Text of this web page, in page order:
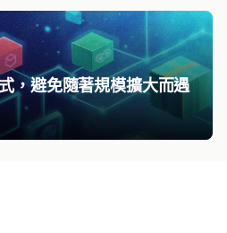
，避免隨著規模擴大而遇